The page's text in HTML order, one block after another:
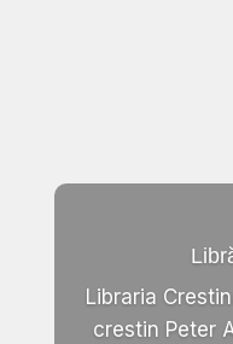
Libraria
crestin Peter